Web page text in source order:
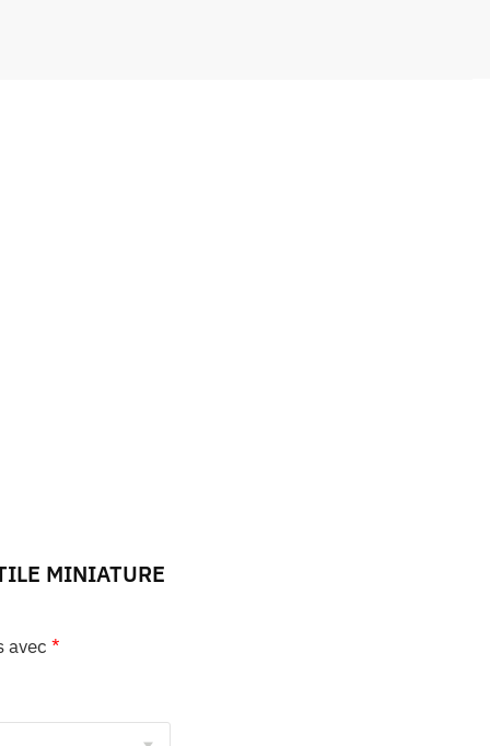
MINIATURE
avec*